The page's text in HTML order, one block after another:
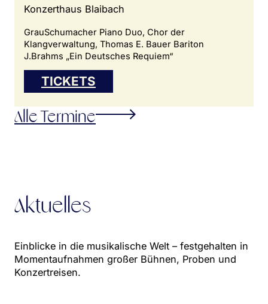
Konzerthaus Blaibach
GrauSchumacher Piano Duo, Chor der
Klangverwaltung, Thomas E. Bauer Bariton
J.Brahms „Ein Deutsches Requiem“
TICKETS
Alle Termine
Aktuelles
Einblicke in die musikalische Welt – festgehalten in
Momentaufnahmen großer Bühnen, Proben und
Konzertreisen.